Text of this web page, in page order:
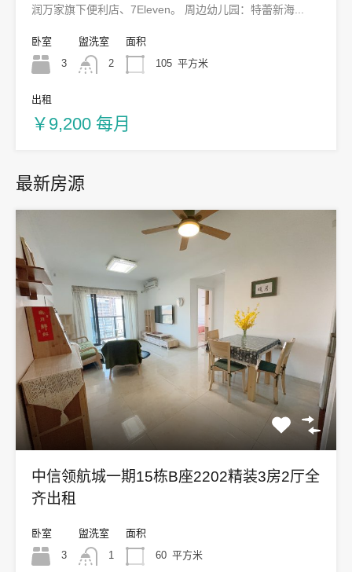
润万家旗下便利店、7Eleven。 周边幼儿园：特蕾新海...
卧室
3
盥洗室
2
面积
105 平方米
出租
￥9,200 每月
最新房源
中信领航城一期15栋B座2202精装3房2厅全
齐出租
卧室
3
盥洗室
1
面积
60 平方米